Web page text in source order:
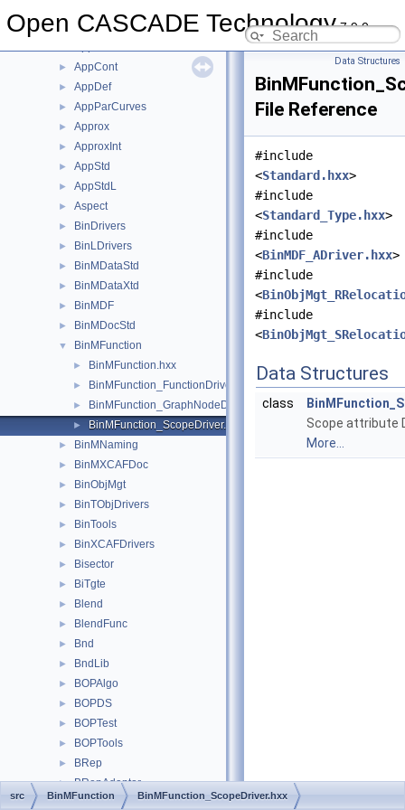
Open CASCADE Technology7.9.0
APIHeaderSection
► AppCont
► AppDef
► AppParCurves
► Approx
► ApproxInt
► AppStd
► AppStdL
► Aspect
► BinDrivers
► BinLDrivers
► BinMDataStd
► BinMDataXtd
► BinMDF
► BinMDocStd
▼ BinMFunction
► BinMFunction.hxx
► BinMFunction_FunctionDriver.hxx
► BinMFunction_GraphNodeDriver.hxx
► BinMFunction_ScopeDriver.hxx
► BinMNaming
► BinMXCAFDoc
► BinObjMgt
► BinTObjDrivers
► BinTools
► BinXCAFDrivers
► Bisector
► BiTgte
► Blend
► BlendFunc
► Bnd
► BndLib
► BOPAlgo
► BOPDS
► BOPTest
► BOPTools
► BRep
► BRepAdaptor
► BRepAlgo
Data Structures
File Reference
#include
<Standard.hxx>
#include
<Standard_Type.hxx>
#include
<BinMDF_ADriver.hxx>
#include
<
#include
<
Data Structures
class
Scope attribute
More...
src BinMFunction BinMFunction_ScopeDriver.hxx